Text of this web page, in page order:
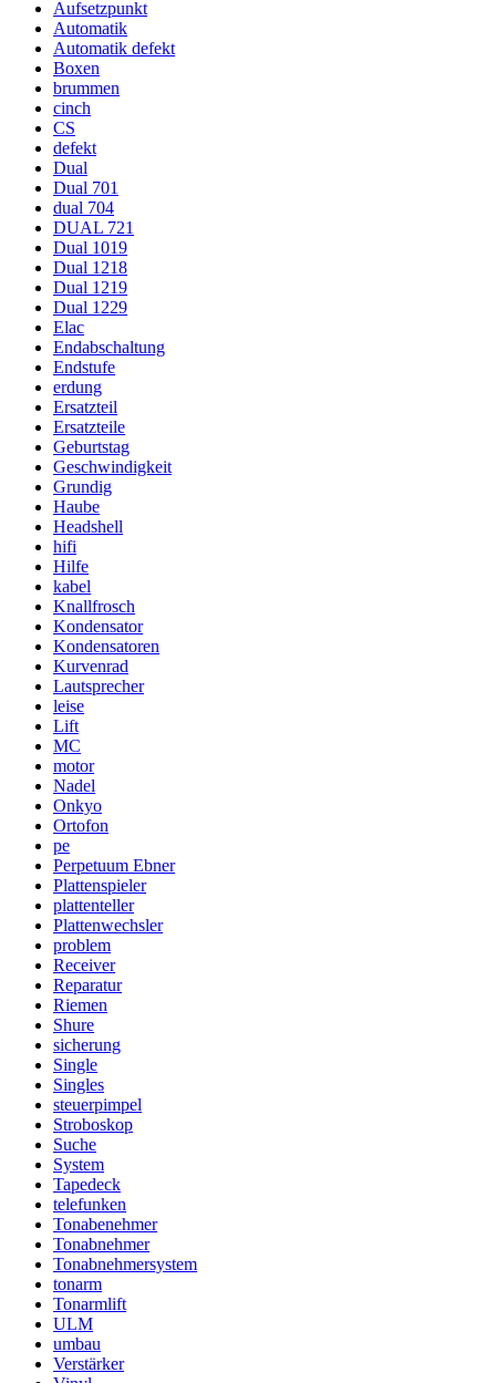
Aufsetzpunkt
Automatik
Automatik defekt
Boxen
brummen
cinch
CS
defekt
Dual
Dual 701
dual 704
DUAL 721
Dual 1019
Dual 1218
Dual 1219
Dual 1229
Elac
Endabschaltung
Endstufe
erdung
Ersatzteil
Ersatzteile
Geburtstag
Geschwindigkeit
Grundig
Haube
Headshell
hifi
Hilfe
kabel
Knallfrosch
Kondensator
Kondensatoren
Kurvenrad
Lautsprecher
leise
Lift
MC
motor
Nadel
Onkyo
Ortofon
pe
Perpetuum Ebner
Plattenspieler
plattenteller
Plattenwechsler
problem
Receiver
Reparatur
Riemen
Shure
sicherung
Single
Singles
steuerpimpel
Stroboskop
Suche
System
Tapedeck
telefunken
Tonabenehmer
Tonabnehmer
Tonabnehmersystem
tonarm
Tonarmlift
ULM
umbau
Verstärker